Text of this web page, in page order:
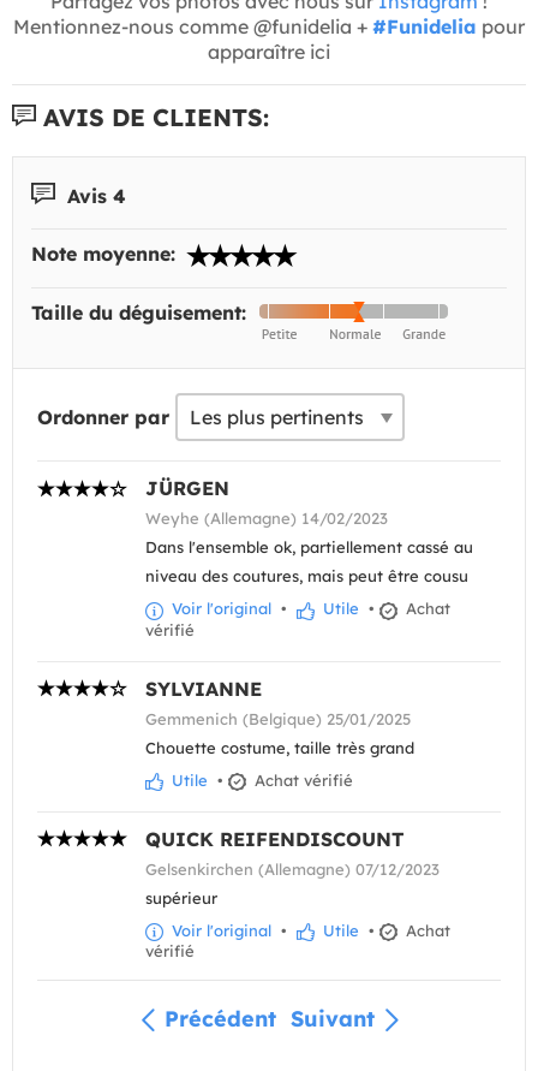
Mentionnez-nous comme @funidelia + #Funidelia pour
apparaître ici
AVIS DE CLIENTS:
Avis 4
Note moyenne:
Taille du déguisement:
Ordonner par
JÜRGEN
Weyhe (Allemagne) 14/02/2023
Dans l'ensemble ok, partiellement cassé au
niveau des coutures, mais peut être cousu
Voir l'original • Utile •
Achat
vérifié
SYLVIANNE
Gemmenich (Belgique) 25/01/2025
Chouette costume, taille très grand
Utile • Achat vérifié
QUICK REIFENDISCOUNT
Gelsenkirchen (Allemagne) 07/12/2023
supérieur
Voir l'original • Utile •
Achat
vérifié
Précédent Suivant